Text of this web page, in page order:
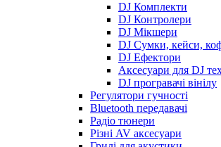
DJ Комплекти
DJ Контролери
DJ Мікшери
DJ Сумки, кейси,
DJ Ефектори
Аксесуари для DJ
DJ програвачі вінілу
Регулятори гучності
Bluetooth передавачі
Радіо тюнери
Різні AV аксесуари